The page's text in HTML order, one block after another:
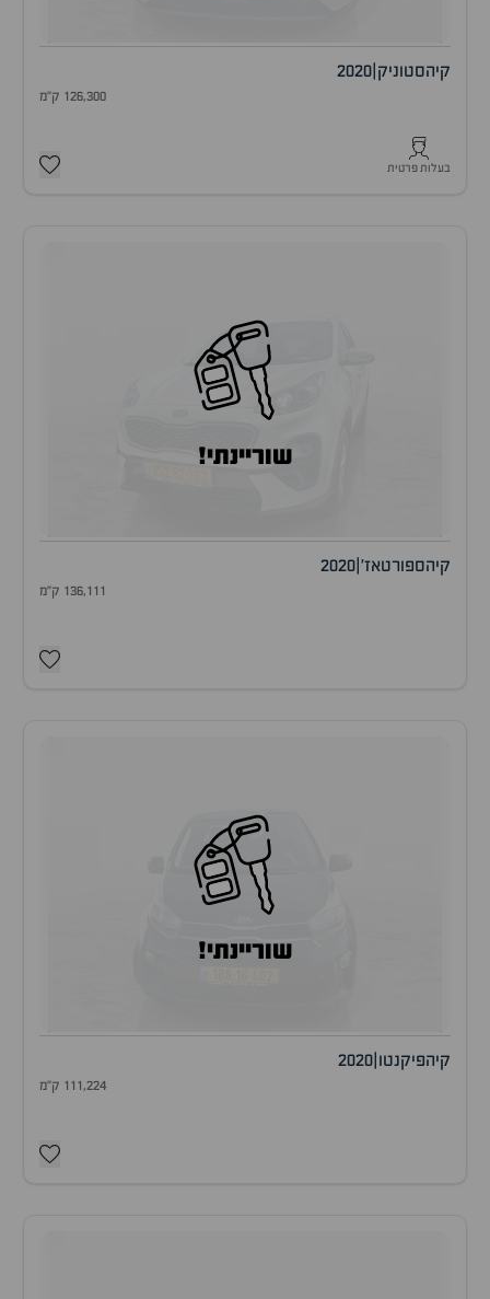
קיהסטוניק 2020
126,300 ק"מ
בעלות פרטית
שוריינתי!
קיהספורטאז' 2020
136,111 ק"מ
שוריינתי!
קיהפיקנטו 2020
111,224 ק"מ